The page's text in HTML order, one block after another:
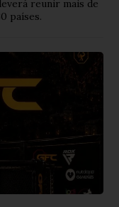
reunir mais de
países.